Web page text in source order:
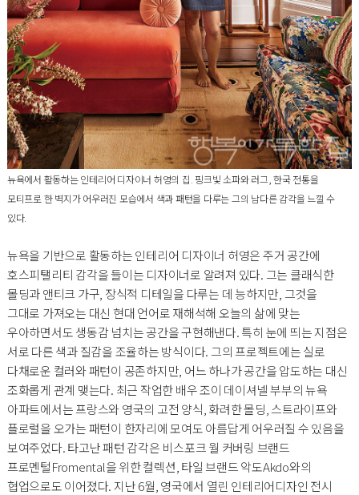
뉴욕에서 활동하는 인테리어 디자이너 허영의 집. 핑크빛 소파와 러그, 한국 전통을
모티프로 한 벽지가 어우러진 모습에서 색과 패턴을 다루는 그의 남다른 감각을 느낄 수
있다.
뉴욕을 기반으로 활동하는 인테리어 디자이너 허영은 주거 공간에
호스피탤리티 감각을 들이는 디자이너로 알려져 있다. 그는 클래식한
몰딩과 앤티크 가구, 장식적 디테일을 다루는 데 능하지만, 그것을
그대로 가져오는 대신 현대 언어로 재해석해 오늘의 삶에 맞는
우아하면서도 생동감 넘치는 공간을 구현해낸다. 특히 눈에 띄는 지점은
서로 다른 색과 질감을 조율하는 방식이다. 그의 프로젝트에는 실로
다채로운 컬러와 패턴이 공존하지만, 어느 하나가 공간을 압도하는 대신
조화롭게 관계 맺는다. 최근 작업한 배우 조이 데이셔넬 부부의 뉴욕
아파트에서는 프랑스와 영국의 고전 양식, 화려한 몰딩, 스트라이프와
플로럴을 오가는 패턴이 한자리에 모여도 아름답게 어우러질 수 있음을
보여주었다. 타고난 패턴 감각은 비스포크 월 커버링 브랜드
프로멘털Fromental을 위한 컬렉션, 타일 브랜드 악도Akdo와의
협업으로도 이어졌다. 지난 6월, 영국에서 열린 인테리어디자인 전시